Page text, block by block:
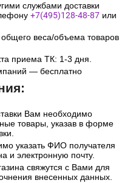
службами доставки
+7(495)128-48-87 или
веса/объема товаров
приема ТК: 1-3 дня.
— бесплатно
Вам необходимо
товары, указав в форме
указать ФИО получателя
и электронную почту.
свяжутся с Вами для
внесенных данных.